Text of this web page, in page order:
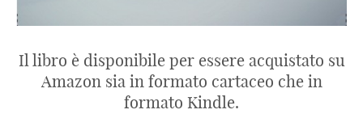
Il libro è disponibile per essere acquistato su
Amazon sia in formato cartaceo che in
formato Kindle.